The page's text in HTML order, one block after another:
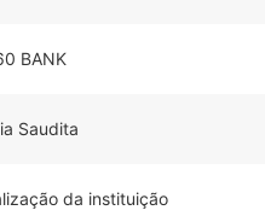
BANK
Saudita
da instituição